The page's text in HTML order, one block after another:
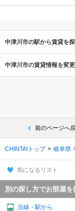
中津川市の駅から賃貸を
中津川市の賃貸情報を変
前のページへ
CHINTAIトップ 岐阜県
気になるリスト
別の探し方でお部屋を
沿線・駅から